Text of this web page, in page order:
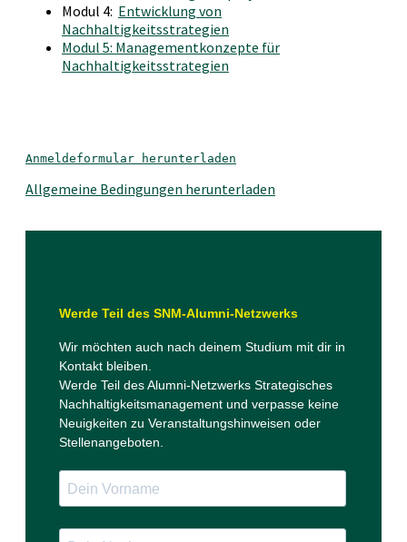
Modul 4: Entwicklung von
Nachhaltigkeitsstrategien
Modul 5: Managementkonzepte für
Nachhaltigkeitsstrategien
Anmeldeformular herunterladen
Allgemeine Bedingungen herunterladen